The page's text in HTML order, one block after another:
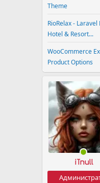
Theme
RioRelax - Laravel
Hotel & Resort...
WooCommerce
Product Options
iTnull